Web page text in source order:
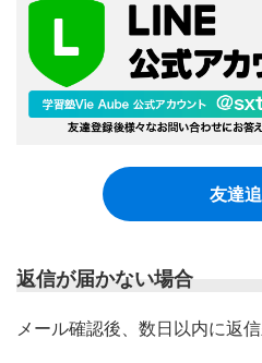
友達
返信が届かない場合
メール確認後、数日以内に返